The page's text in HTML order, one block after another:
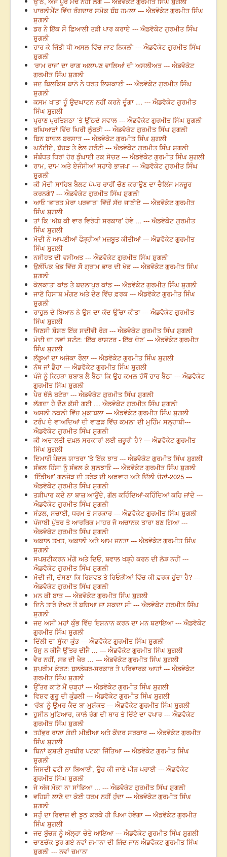
ਪਾਰਲੀਮੈਂਟ ਵਿੱਚ ਰੰਗਦਾਰ ਸਮੋਕ ਬੰਬ ਹਮਲਾ --- ਐਡਵੋਕੇਟ ਗੁਰਮੀਤ ਸਿੰਘ
ਸ਼ੁਗਲੀ
ਡਰ ਨੇ ਇੱਕ ਸੌ ਛਿਆਲੀ ਤੜੀ ਪਾਰ ਕਰਾਏ --- ਐਡਵੋਕੇਟ ਗੁਰਮੀਤ ਸਿੰਘ
ਸ਼ੁਗਲੀ
ਹਾਰ ਕੇ ਜਿੱਤੀ ਧੀ ਅਸਲ ਵਿੱਚ ਜਾਟ ਨਿਕਲੀ --- ਐਡਵੋਕੇਟ ਗੁਰਮੀਤ ਸਿੰਘ
ਸ਼ੁਗਲੀ
‘ਰਾਮ ਰਾਜ’ ਦਾ ਰਾਗ ਅਲਾਪਣ ਵਾਲਿਆਂ ਦੀ ਅਸਲੀਅਤ --- ਐਡਵੋਕੇਟ
ਗੁਰਮੀਤ ਸਿੰਘ ਸ਼ੁਗਲੀ
ਜਦ ਬਿਲਕਿਸ ਬਾਨੋ ਨੇ ਧਰਤ ਲਿਸ਼ਕਾਈ --- ਐਡਵੋਕੇਟ ਗੁਰਮੀਤ ਸਿੰਘ
ਸ਼ੁਗਲੀ
ਕਸਮ ਖਾਤਾ ਹੂੰ ਉਦਘਾਟਨ ਨਹੀਂ ਕਰਨੇ ਦੂੰਗਾ … --- ਐਡਵੋਕੇਟ ਗੁਰਮੀਤ
ਸਿੰਘ ਸ਼ੁਗਲੀ
ਪ੍ਰਾਣ ਪ੍ਰਤਿਸ਼ਠਾ ’ਤੇ ਉੱਠਦੇ ਸਵਾਲ --- ਐਡਵੋਕੇਟ ਗੁਰਮੀਤ ਸਿੰਘ ਸ਼ੁਗਲੀ
ਬਘਿਆੜਾਂ ਵਿੱਚ ਘਿਰੀ ਲੂੰਬੜੀ --- ਐਡਵੋਕੇਟ ਗੁਰਮੀਤ ਸਿੰਘ ਸ਼ੁਗਲੀ
ਬਿਨ ਬਾਦਲ ਬਰਸਾਤ --- ਐਡਵੋਕੇਟ ਗੁਰਮੀਤ ਸਿੰਘ ਸ਼ੁਗਲੀ
ਘਨੱਈਏ, ਬੁੱਚੜ ਤੇ ਫੇਲ ਗਰੰਟੀ --- ਐਡਵੋਕੇਟ ਗੁਰਮੀਤ ਸਿੰਘ ਸ਼ੁਗਲੀ
ਸੰਬੰਧਤ ਧਿਰਾਂ ਹੋਰ ਡੁੰਘਾਈ ਤਕ ਸੋਚਣ --- ਐਡਵੋਕੇਟ ਗੁਰਮੀਤ ਸਿੰਘ ਸ਼ੁਗਲੀ
ਰਾਮ, ਦਾਮ ਅਤੇ ਏਜੰਸੀਆਂ ਸਹਾਰੇ ਭਾਜਪਾ --- ਐਡਵੋਕੇਟ ਗੁਰਮੀਤ ਸਿੰਘ
ਸ਼ੁਗਲੀ
ਕੀ ਮੋਦੀ ਸਾਹਿਬ ਬੈਲਟ ਪੇਪਰ ਰਾਹੀਂ ਚੋਣ ਕਰਾਉਣ ਦਾ ਚੈਲਿੰਜ ਮਨਜ਼ੂਰ
ਕਰਨਗੇ? --- ਐਡਵੋਕੇਟ ਗੁਰਮੀਤ ਸਿੰਘ ਸ਼ੁਗਲੀ
ਆਓ “ਭਾਰਤ ਮੇਰਾ ਪਰਵਾਰ” ਵਿੱਚੋਂ ਸੱਚ ਜਾਣੀਏ --- ਐਡਵੋਕੇਟ ਗੁਰਮੀਤ
ਸਿੰਘ ਸ਼ੁਗਲੀ
ਤਾਂ ਕਿ ‘ਅੱਬ ਕੀ ਵਾਰ ਵਿਰੋਧੀ ਸਰਕਾਰ’ ਹੋਵੇ ... --- ਐਡਵੋਕੇਟ ਗੁਰਮੀਤ
ਸਿੰਘ ਸ਼ੁਗਲੀ
ਮੋਦੀ ਨੇ ਆਪਣੀਆਂ ਫੌੜ੍ਹੀਆਂ ਮਜ਼ਬੂਤ ਕੀਤੀਆਂ --- ਐਡਵੋਕੇਟ ਗੁਰਮੀਤ
ਸਿੰਘ ਸ਼ੁਗਲੀ
ਨਸੀਹਤ ਦੀ ਵਸੀਅਤ --- ਐਡਵੋਕੇਟ ਗੁਰਮੀਤ ਸਿੰਘ ਸ਼ੁਗਲੀ
ਉਲੰਪਿਕ ਖੇਡ ਵਿੱਚ ਸੌ ਗ੍ਰਾਮ ਭਾਰ ਦੀ ਖੇਡ --- ਐਡਵੋਕੇਟ ਗੁਰਮੀਤ ਸਿੰਘ
ਸ਼ੁਗਲੀ
ਕੋਲਕਾਤਾ ਕਾਂਡ ਤੇ ਬਦਲਾਪੁਰ ਕਾਂਡ --- ਐਡਵੋਕੇਟ ਗੁਰਮੀਤ ਸਿੰਘ ਸ਼ੁਗਲੀ
ਜਾਣੋ ਹਿਸਾਬ ਮੰਗਣ ਅਤੇ ਦੇਣ ਵਿੱਚ ਫ਼ਰਕ --- ਐਡਵੋਕੇਟ ਗੁਰਮੀਤ ਸਿੰਘ
ਸ਼ੁਗਲੀ
ਰਾਹੁਲ ਦੇ ਬਿਆਨ ਨੇ ਉਸ ਦਾ ਕੱਦ ਉੱਚਾ ਕੀਤਾ --- ਐਡਵੋਕੇਟ ਗੁਰਮੀਤ
ਸਿੰਘ ਸ਼ੁਗਲੀ
ਜਿਣਸੀ ਸ਼ੋਸ਼ਣ ਇੱਕ ਸਦੀਵੀ ਰੋਗ --- ਐਡਵੋਕੇਟ ਗੁਰਮੀਤ ਸਿੰਘ ਸ਼ੁਗਲੀ
ਮੋਦੀ ਦਾ ਨਵਾਂ ਸਟੰਟ: ‘ਇੱਕ ਰਾਸ਼ਟਰ - ਇੱਕ ਚੋਣ’ --- ਐਡਵੋਕੇਟ ਗੁਰਮੀਤ
ਸਿੰਘ ਸ਼ੁਗਲੀ
ਲੱਡੂਆਂ ਦਾ ਅਜੋਕਾ ਰੌਲਾ --- ਐਡਵੋਕੇਟ ਗੁਰਮੀਤ ਸਿੰਘ ਸ਼ੁਗਲੀ
ਨੱਥ ਜਾਂ ਡੈਹਾ --- ਐਡਵੋਕੇਟ ਗੁਰਮੀਤ ਸਿੰਘ ਸ਼ੁਗਲੀ
ਪੰਜੇ ਨੂੰ ਕਿਹੜਾ ਸ਼ਬਾਬ ਲੈ ਬੈਠਾ ਕਿ ਉਹ ਕਮਲ ਹੱਥੋਂ ਹਾਰ ਬੈਠਾ --- ਐਡਵੋਕੇਟ
ਗੁਰਮੀਤ ਸਿੰਘ ਸ਼ੁਗਲੀ
ਪੈਰ ਥੱਲੇ ਬਟੇਰਾ --- ਐਡਵੋਕੇਟ ਗੁਰਮੀਤ ਸਿੰਘ ਸ਼ੁਗਲੀ
ਲੱਗਦਾ ਹੈ ਦੌਣ ਕੱਸੀ ਗਈ … ਐਡਵੋਕੇਟ ਗੁਰਮੀਤ ਸਿੰਘ ਸ਼ੁਗਲੀ
ਅਸਲੀ ਨਕਲੀ ਵਿੱਚ ਮੁਕਾਬਲਾ --- ਐਡਵੋਕੇਟ ਗੁਰਮੀਤ ਸਿੰਘ ਸ਼ੁਗਲੀ
ਟਰੰਪ ਦੇ ਵਾਅਦਿਆਂ ਦੀ ਵਾਛੜ ਵਿੱਚ ਕਮਲਾ ਦੀ ਮੁਹਿੰਮ ਸਲ੍ਹਾਬੀ---
ਐਡਵੋਕੇਟ ਗੁਰਮੀਤ ਸਿੰਘ ਸ਼ੁਗਲੀ
ਕੀ ਅਦਾਲਤੀ ਦਖ਼ਲ ਸਰਕਾਰਾਂ ਲਈ ਜ਼ਰੂਰੀ ਹੈ? --- ਐਡਵੋਕੇਟ ਗੁਰਮੀਤ
ਸਿੰਘ ਸ਼ੁਗਲੀ
ਦਿਮਾਗੋਂ ਪੈਦਲ ਯਾਤਰਾ ’ਤੇ ਇੱਕ ਝਾਤ --- ਐਡਵੋਕੇਟ ਗੁਰਮੀਤ ਸਿੰਘ ਸ਼ੁਗਲੀ
ਸੰਭਲ ਹਿੰਸਾ ਨੂੰ ਸੰਭਲ ਕੇ ਸੁਲਝਾਓ --- ਐਡਵੋਕੇਟ ਗੁਰਮੀਤ ਸਿੰਘ ਸ਼ੁਗਲੀ
‘ਇੰਡੀਆ’ ਗਠਜੋੜ ਦੀ ਤਰੇੜ ਦੀ ਅਫ਼ਵਾਹ ਅਤੇ ਦਿੱਲੀ ਚੋਣਾਂ-2025 ---
ਐਡਵੋਕੇਟ ਗੁਰਮੀਤ ਸਿੰਘ ਸ਼ੁਗਲੀ
ਤੜੀਪਾਰ ਕਦੇ ਨਾ ਬਾਜ਼ ਆਉਂਦੇ, ਗੱਲ ਕਹਿੰਦਿਆਂ-ਕਹਿੰਦਿਆਂ ਕਹਿ ਜਾਂਦੇ ---
ਐਡਵੋਕੇਟ ਗੁਰਮੀਤ ਸਿੰਘ ਸ਼ੁਗਲੀ
ਸੰਭਲ, ਸਚਾਈ, ਧਰਮ ਤੇ ਸਰਕਾਰ --- ਐਡਵੋਕੇਟ ਗੁਰਮੀਤ ਸਿੰਘ ਸ਼ੁਗਲੀ
ਪੰਜਾਬੀ ਪੁੱਤਰ ਤੇ ਆਰਥਿਕ ਮਾਹਰ ਜੋ ਅਚਾਨਕ ਤਾਰਾ ਬਣ ਗਿਆ ---
ਐਡਵੋਕੇਟ ਗੁਰਮੀਤ ਸਿੰਘ ਸ਼ੁਗਲੀ
ਅਕਾਲ ਤਖ਼ਤ, ਅਕਾਲੀ ਅਤੇ ਆਮ ਜਨਤਾ --- ਐਡਵੋਕੇਟ ਗੁਰਮੀਤ ਸਿੰਘ
ਸ਼ੁਗਲੀ
ਸਪਸ਼ਟੀਕਰਨ ਮੰਗੋ ਅਤੇ ਦਿਓ, ਬਵਾਲ ਖੜ੍ਹੇ ਕਰਨ ਦੀ ਲੋੜ ਨਹੀਂ ---
ਐਡਵੋਕੇਟ ਗੁਰਮੀਤ ਸਿੰਘ ਸ਼ੁਗਲੀ
ਮੋਦੀ ਜੀ, ਦੱਸਣਾ ਕਿ ਰਿਸ਼ਵਤ ਤੇ ਰਿਓੜੀਆਂ ਵਿੱਚ ਕੀ ਫ਼ਰਕ ਹੁੰਦਾ ਹੈ? ---
ਐਡਵੋਕੇਟ ਗੁਰਮੀਤ ਸਿੰਘ ਸ਼ੁਗਲੀ
ਮਨ ਕੀ ਬਾਤ --- ਐਡਵੋਕੇਟ ਗੁਰਮੀਤ ਸਿੰਘ ਸ਼ੁਗਲੀ
ਦਿਨੇ ਤਾਰੇ ਦੇਖਣ ਤੋਂ ਬਚਿਆ ਜਾ ਸਕਦਾ ਸੀ --- ਐਡਵੋਕੇਟ ਗੁਰਮੀਤ ਸਿੰਘ
ਸ਼ੁਗਲੀ
ਜਦ ਅਸੀਂ ਮਹਾਂ ਕੁੰਭ ਵਿੱਚ ਇਸ਼ਨਾਨ ਕਰਨ ਦਾ ਮਨ ਬਣਾਇਆ --- ਐਡਵੋਕੇਟ
ਗੁਰਮੀਤ ਸਿੰਘ ਸ਼ੁਗਲੀ
ਦਿੱਲੀ ਦਾ ਸੁੱਕਾ ਕੁੰਭ --- ਐਡਵੋਕੇਟ ਗੁਰਮੀਤ ਸਿੰਘ ਸ਼ੁਗਲੀ
ਰੋਸੁ ਨ ਕੀਜੈ ਉੱਤਰ ਦੀਜੈ ... --- ਐਡਵੋਕੇਟ ਗੁਰਮੀਤ ਸਿੰਘ ਸ਼ੁਗਲੀ
ਵੈਰ ਨਹੀਂ, ਸਭ ਦੀ ਖੈਰ … --- ਐਡਵੋਕੇਟ ਗੁਰਮੀਤ ਸਿੰਘ ਸ਼ੁਗਲੀ
ਸੁਪਰੀਮ ਕੋਰਟ: ਬੁਲਡੋਜ਼ਰ-ਸਰਕਾਰ ਤੇ ਪਰਿਵਾਰਕ ਆਹਾਂ --- ਐਡਵੋਕੇਟ
ਗੁਰਮੀਤ ਸਿੰਘ ਸ਼ੁਗਲੀ
ਉੱਤਰ ਕਾਟੋ ਮੈਂ ਚੜ੍ਹਾਂ --- ਐਡਵੋਕੇਟ ਗੁਰਮੀਤ ਸਿੰਘ ਸ਼ੁਗਲੀ
ਵਿਸ਼ਵ ਗੁਰੂ ਦੀ ਕੁੰਡਲੀ --- ਐਡਵੋਕੇਟ ਗੁਰਮੀਤ ਸਿੰਘ ਸ਼ੁਗਲੀ
‘ਰੱਬ’ ਨੂੰ ਉਮਰ ਕੈਦ ਬਾ-ਮੁਸ਼ੱਕਤ --- ਐਡਵੋਕੇਟ ਗੁਰਮੀਤ ਸਿੰਘ ਸ਼ੁਗਲੀ
ਹੁਸੀਨ ਮੁਟਿਆਰ, ਕਾਲੇ ਰੰਗ ਦੀ ਥਾਰ ਤੇ ਚਿੱਟੇ ਦਾ ਵਪਾਰ --- ਐਡਵੋਕੇਟ
ਗੁਰਮੀਤ ਸਿੰਘ ਸ਼ੁਗਲੀ
ਤਹੱਵੁਰ ਰਾਣਾ ਗੋਦੀ ਮੀਡੀਆ ਅਤੇ ਕੇਂਦਰ ਸਰਕਾਰ --- ਐਡਵੋਕੇਟ ਗੁਰਮੀਤ
ਸਿੰਘ ਸ਼ੁਗਲੀ
ਬਿਨਾਂ ਕੁਸ਼ਤੀ ਸੁਖਬੀਰ ਪਟਕਾ ਜਿੱਤਿਆ --- ਐਡਵੋਕੇਟ ਗੁਰਮੀਤ ਸਿੰਘ
ਸ਼ੁਗਲੀ
ਜਿਸਦੀ ਫਟੀ ਨਾ ਬਿਆਈ, ਉਹ ਕੀ ਜਾਣੇ ਪੀੜ ਪਰਾਈ --- ਐਡਵੋਕੇਟ
ਗੁਰਮੀਤ ਸਿੰਘ ਸ਼ੁਗਲੀ
ਜੇ ਅੱਜ ਮੌਕਾ ਨਾ ਸਾਂਭਿਆ ... --- ਐਡਵੋਕੇਟ ਗੁਰਮੀਤ ਸਿੰਘ ਸ਼ੁਗਲੀ
ਵਹਿਸ਼ੀ ਲਾਣੇ ਦਾ ਕੋਈ ਧਰਮ ਨਹੀਂ ਹੁੰਦਾ --- ਐਡਵੋਕੇਟ ਗੁਰਮੀਤ ਸਿੰਘ
ਸ਼ੁਗਲੀ
ਸਹੁੰ ਦਾ ਰਿਵਾਜ਼ ਵੀ ਝੂਠ ਕਰਕੇ ਹੀ ਪਿਆ ਹੋਵੇਗਾ --- ਐਡਵੋਕੇਟ ਗੁਰਮੀਤ
ਸਿੰਘ ਸ਼ੁਗਲੀ
ਜਦ ਬੁੱਚੜ ਨੂੰ ਅੱਲ੍ਹਾ ਚੇਤੇ ਆਇਆ --- ਐਡਵੋਕੇਟ ਗੁਰਮੀਤ ਸਿੰਘ ਸ਼ੁਗਲੀ
ਚਾਣਚੱਕ ਤੁਰ ਗਏ ਨਵਾਂ ਜ਼ਮਾਨਾ ਦੀ ਜਿੰਦ-ਜਾਨ ਐਡਵੋਕਟ ਗੁਰਮੀਤ ਸਿੰਘ
ਸ਼ੁਗਲੀ --- ਨਵਾਂ ਜ਼ਮਾਨਾ